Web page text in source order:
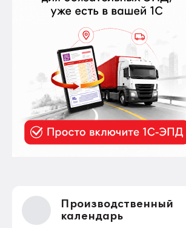
Производственный
календарь